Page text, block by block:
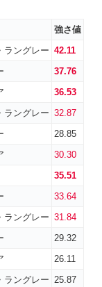
強さ値
ラングレー 42.11
37.76
36.53
ラングレー 32.87
28.85
30.30
35.51
33.64
ラングレー 31.84
29.32
26.11
ラングレー
25.87